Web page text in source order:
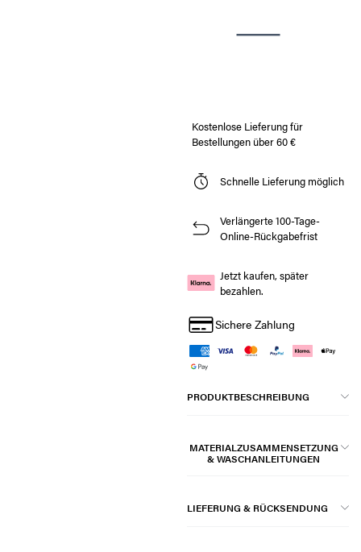
Kostenlose Lieferung für
Bestellungen über 60 €
Schnelle Lieferung möglich
Verlängerte 100-Tage-
Online-Rückgabefrist
Jetzt kaufen, später
bezahlen.
Sichere Zahlung
PRODUKTBESCHREIBUNG
MATERIALZUSAMMENSETZUNG
& WASCHANLEITUNGEN
LIEFERUNG & RÜCKSENDUNG